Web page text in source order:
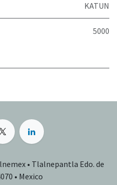
KATUN
5000
• Tlalnepantla Edo. de
• Mexico